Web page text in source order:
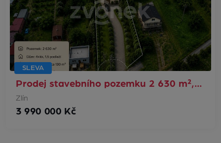
SLEVA
Prodej stavebního pozemku 2 630 m²,…
Zlín
3 990 000 Kč